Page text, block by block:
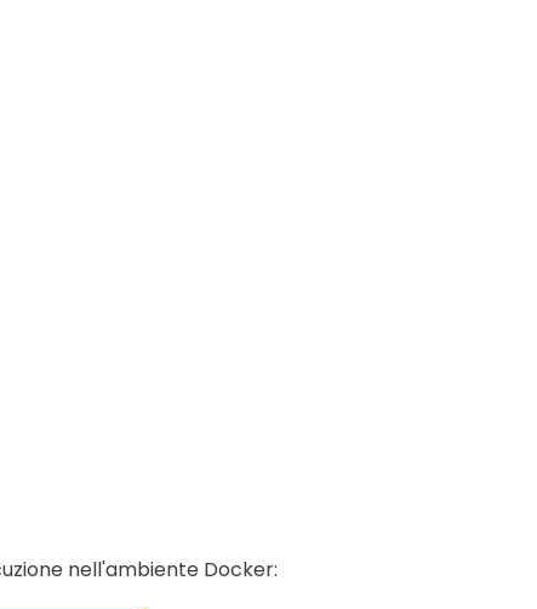
nell'ambiente Docker: